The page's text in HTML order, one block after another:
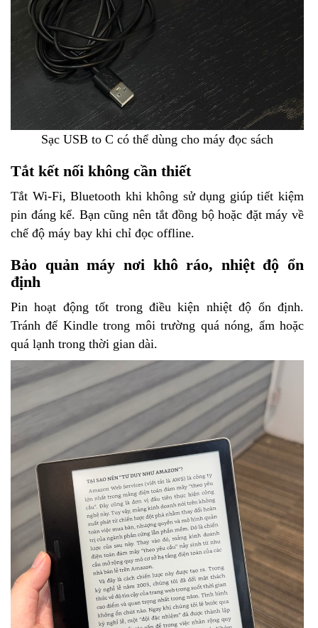
Sạc USB to C có thể dùng cho máy đọc sách
Tắt kết nối không cần thiết
Tắt Wi-Fi, Bluetooth khi không sử dụng giúp tiết kiệm
pin đáng kể. Bạn cũng nên tắt đồng bộ hoặc đặt máy về
chế độ máy bay khi chỉ đọc offline.
Bảo quản máy nơi khô ráo, nhiệt độ ổn
định
Pin hoạt động tốt trong điều kiện nhiệt độ ổn định.
Tránh để Kindle trong môi trường quá nóng, ẩm hoặc
quá lạnh trong thời gian dài.